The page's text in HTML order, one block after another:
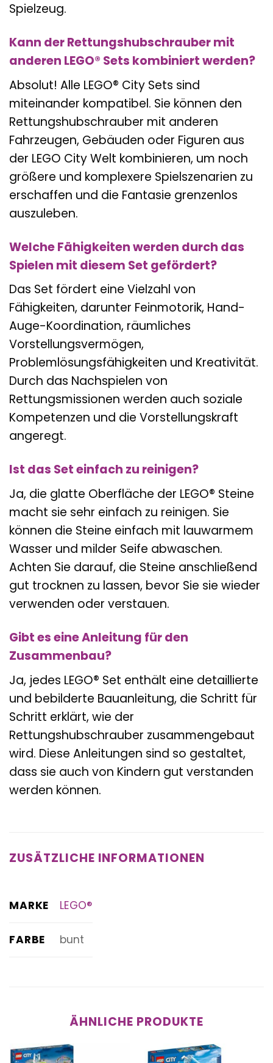
Spielzeug.
Kann der Rettungshubschrauber mit
anderen LEGO® Sets kombiniert werden?
Absolut! Alle LEGO® City Sets sind
miteinander kompatibel. Sie können den
Rettungshubschrauber mit anderen
Fahrzeugen, Gebäuden oder Figuren aus
der LEGO City Welt kombinieren, um noch
größere und komplexere Spielszenarien zu
erschaffen und die Fantasie grenzenlos
auszuleben.
Welche Fähigkeiten werden durch das
Spielen mit diesem Set gefördert?
Das Set fördert eine Vielzahl von
Fähigkeiten, darunter Feinmotorik, Hand-
Auge-Koordination, räumliches
Vorstellungsvermögen,
Problemlösungsfähigkeiten und Kreativität.
Durch das Nachspielen von
Rettungsmissionen werden auch soziale
Kompetenzen und die Vorstellungskraft
angeregt.
Ist das Set einfach zu reinigen?
Ja, die glatte Oberfläche der LEGO® Steine
macht sie sehr einfach zu reinigen. Sie
können die Steine einfach mit lauwarmem
Wasser und milder Seife abwaschen.
Achten Sie darauf, die Steine anschließend
gut trocknen zu lassen, bevor Sie sie wieder
verwenden oder verstauen.
Gibt es eine Anleitung für den
Zusammenbau?
Ja, jedes LEGO® Set enthält eine detaillierte
und bebilderte Bauanleitung, die Schritt für
Schritt erklärt, wie der
Rettungshubschrauber zusammengebaut
wird. Diese Anleitungen sind so gestaltet,
dass sie auch von Kindern gut verstanden
werden können.
ZUSÄTZLICHE INFORMATIONEN
MARKE LEGO®
FARBE bunt
ÄHNLICHE PRODUKTE